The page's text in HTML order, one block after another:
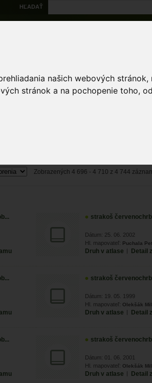
našich webových stránok,
stránok a na pochopenie toho,
HĽADAŤ
Zobrazených 4 696 - 4 710 z 4 744
strakoš
Dátum: 25. 06. 2002
Hl. mapovateľ: Puchala
Druh v atlase | Detail
strakoš
Dátum: 19. 05. 1999
Hl. mapovateľ: Olekšák
Druh v atlase | Detail
strakoš
Dátum: 01. 06. 2001
Hl. mapovateľ: Olekšák
Druh v atlase | Detail